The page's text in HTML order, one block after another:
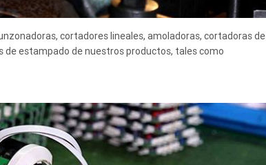
cortadores lineales, amoladoras, cortadoras de
de estampado de nuestros productos, tales como